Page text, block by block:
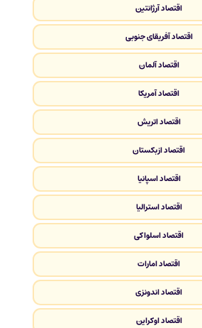
اقتصاد آرژانتین
اقتصاد آفریقای جنوبی
اقتصاد آلمان
اقتصاد آمریکا
اقتصاد اتریش
اقتصاد ازبکستان
اقتصاد اسپانیا
اقتصاد استرالیا
اقتصاد اسلواکی
اقتصاد امارات
اقتصاد اندونزی
اقتصاد اوکراین